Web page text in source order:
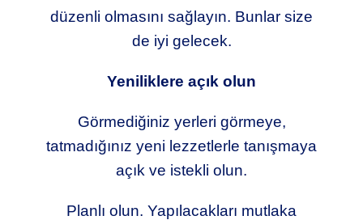
düzenli olmasını sağlayın. Bunlar size
de iyi gelecek.
Yeniliklere açık olun
Görmediğiniz yerleri görmeye,
tatmadığınız yeni lezzetlerle tanışmaya
açık ve istekli olun.
Planlı olun. Yapılacakları mutlaka